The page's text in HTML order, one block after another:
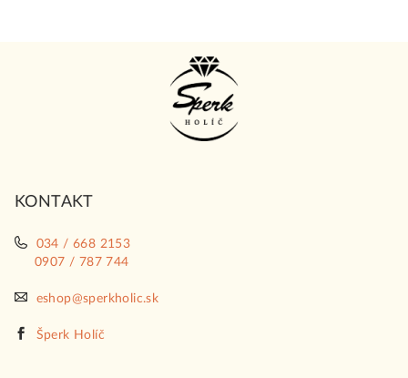
KONTAKT
034 / 668 2153
0907 / 787 744
eshop@sperkholic.sk
Šperk Holíč